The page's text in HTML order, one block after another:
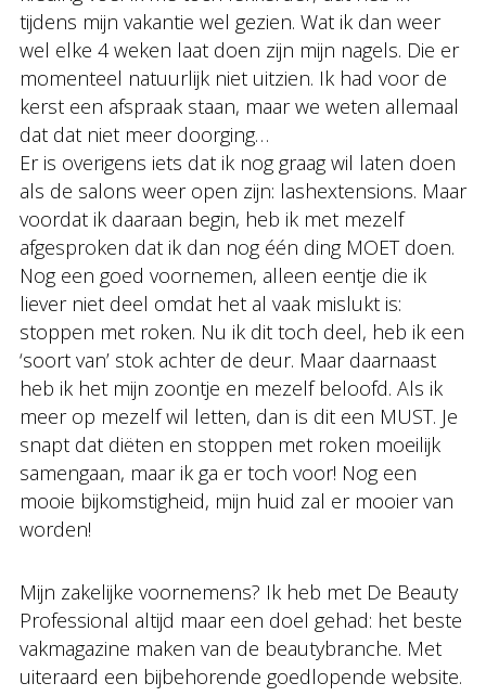
tijdens mijn vakantie wel gezien. Wat ik dan weer
wel elke 4 weken laat doen zijn mijn nagels. Die er
momenteel natuurlijk niet uitzien. Ik had voor de
kerst een afspraak staan, maar we weten allemaal
dat dat niet meer doorging…
Er is overigens iets dat ik nog graag wil laten doen
als de salons weer open zijn: lashextensions. Maar
voordat ik daaraan begin, heb ik met mezelf
afgesproken dat ik dan nog één ding MOET doen.
Nog een goed voornemen, alleen eentje die ik
liever niet deel omdat het al vaak mislukt is:
stoppen met roken. Nu ik dit toch deel, heb ik een
‘soort van’ stok achter de deur. Maar daarnaast
heb ik het mijn zoontje en mezelf beloofd. Als ik
meer op mezelf wil letten, dan is dit een MUST. Je
snapt dat diëten en stoppen met roken moeilijk
samengaan, maar ik ga er toch voor! Nog een
mooie bijkomstigheid, mijn huid zal er mooier van
worden!
Mijn zakelijke voornemens? Ik heb met De Beauty
Professional altijd maar een doel gehad: het beste
vakmagazine maken van de beautybranche. Met
uiteraard een bijbehorende goedlopende website.